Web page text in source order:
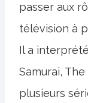
passer aux
télévision à
Il a
Samurai,
plusieurs